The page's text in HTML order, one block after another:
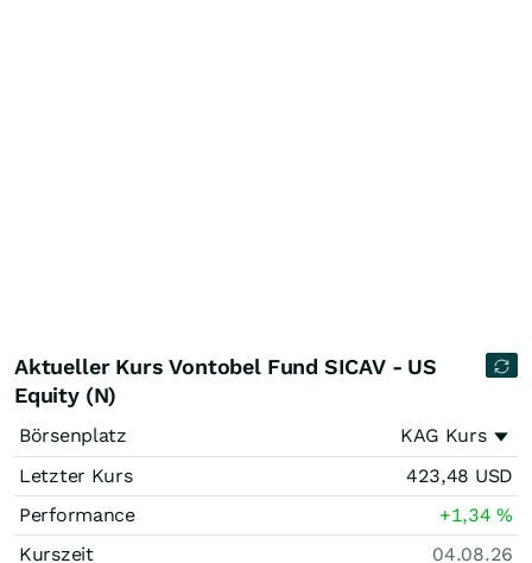
Aktueller Kurs Vontobel Fund SICAV - US
Equity (N)
Börsenplatz
KAG Kurs
Letzter Kurs
423,48 USD
Performance
+1,34%
Kurszeit
04.08.26